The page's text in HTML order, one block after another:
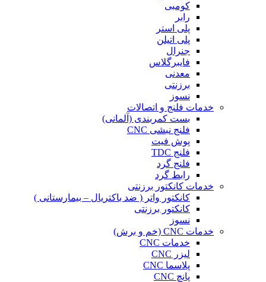
کومبی
رابر
پلی استر
پلی اتیلن
جنرال
فایبرگلاس
معدنی
برزنتی
نسوز
خدمات فلنج و اتصالات
بست کمربندی (آلمانی)
فلنج نبشی CNC
پوش فیت
فلنج TDC
فلنج گرد
رابط گرد
خدمات کانکتور برزنتی
کانکتور واتر ( ضد باکتریال – بیمارستانی )
کانکتور برزنتی
نسوز
خدمات CNC (خم و برش)
خدمات CNC
لیزر CNC
پلاسما CNC
پانچ CNC